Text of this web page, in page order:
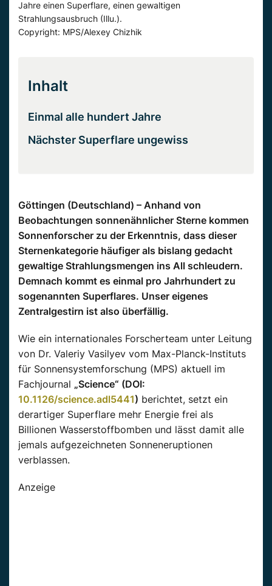
Jahre einen Superflare, einen gewaltigen
Strahlungsausbruch (Illu.).
Copyright: MPS/Alexey Chizhik
Inhalt
Einmal alle hundert Jahre
Nächster Superflare ungewiss
Göttingen (Deutschland) – Anhand von
Beobachtungen sonnenähnlicher Sterne kommen
Sonnenforscher zu der Erkenntnis, dass dieser
Sternenkategorie häufiger als bislang gedacht
gewaltige Strahlungsmengen ins All schleudern.
Demnach kommt es einmal pro Jahrhundert zu
sogenannten Superflares. Unser eigenes
Zentralgestirn ist also überfällig.
Wie ein internationales Forscherteam unter Leitung
von Dr. Valeriy Vasilyev vom Max-Planck-Instituts
für Sonnensystemforschung (MPS) aktuell im
Fachjournal „Science“ (DOI:
10.1126/science.adl5441) berichtet, setzt ein
derartiger Superflare mehr Energie frei als
Billionen Wasserstoffbomben und lässt damit alle
jemals aufgezeichneten Sonneneruptionen
verblassen.
Anzeige